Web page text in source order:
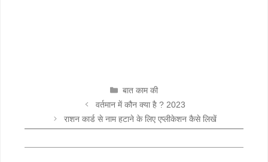
CATEGORIES
बात काम की
वर्तमान में कौन क्या है ? 2023
राशन कार्ड से नाम हटाने के लिए एप्लीकेशन कैसे लिखें